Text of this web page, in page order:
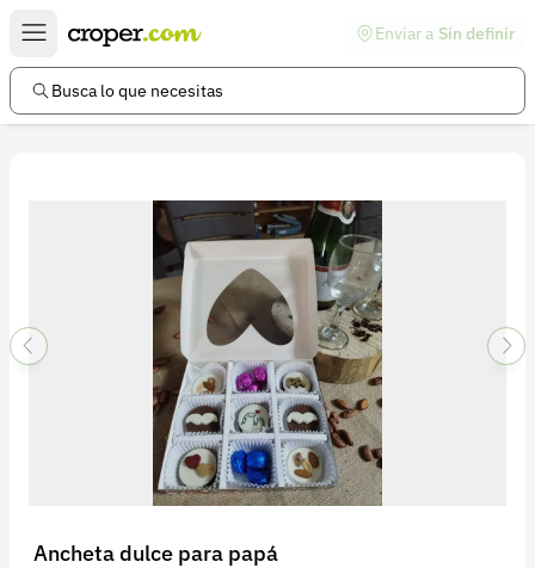
Enviar a Sin definir
Busca lo que necesitas
Ancheta dulce para papá
Enlaces de interés
Preguntas frecuentes
Información legal
Términos y condiciones
Política de devoluciones
Política de privacidad
Recuperar contraseña